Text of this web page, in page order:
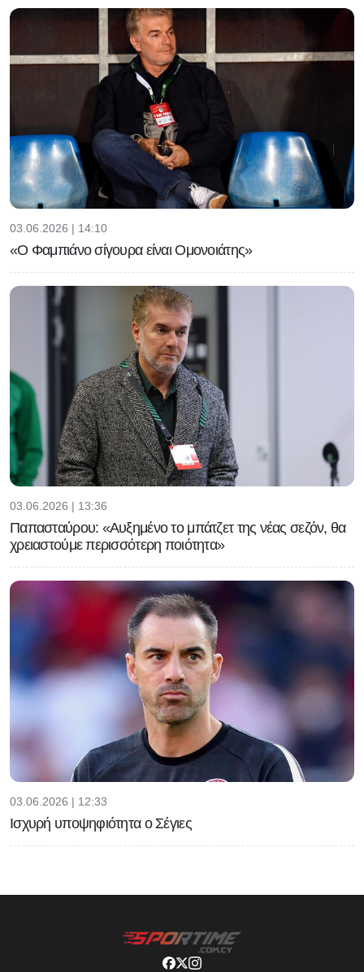
03.06.2026 | 14:10
«Ο Φαμπιάνο σίγουρα είναι Ομονοιάτης»
03.06.2026 | 13:36
Παπασταύρου: «Αυξημένο το μπάτζετ της νέας σεζόν, θα
χρειαστούμε περισσότερη ποιότητα»
03.06.2026 | 12:33
Ισχυρή υποψηφιότητα ο Σέγιες